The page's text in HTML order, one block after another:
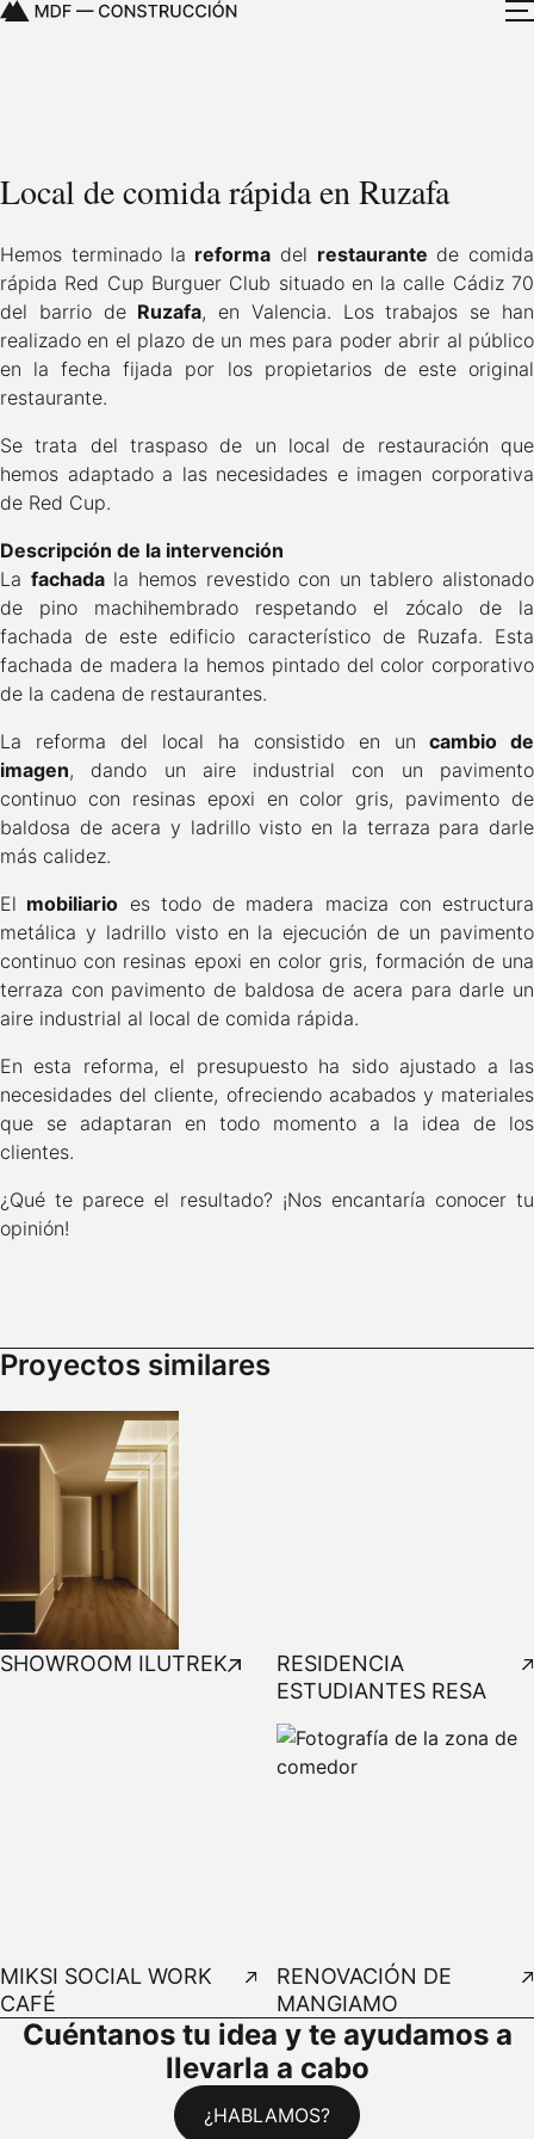
Local de comida rápida en Ruzafa
Hemos terminado la reforma del restaurante de comida
rápida Red Cup Burguer Club situado en la calle Cádiz 70
del barrio de Ruzafa, en Valencia. Los trabajos se han
realizado en el plazo de un mes para poder abrir al público
en la fecha fijada por los propietarios de este original
restaurante.
Se trata del traspaso de un local de restauración que
hemos adaptado a las necesidades e imagen corporativa
de Red Cup.
Descripción de la intervención
La fachadala hemos revestido con un tablero alistonado
de pino machihembrado respetando el zócalo de la
fachada de este edificio característico de Ruzafa. Esta
fachada de madera la hemos pintado del color corporativo
de la cadena de restaurantes.
La reforma del local ha consistido en un cambio de
imagen, dando un aire industrial con un pavimento
continuo con resinas epoxi en color gris, pavimento de
baldosa de acera y ladrillo visto en la terraza para darle
más calidez.
El mobiliario es todo de madera maciza con estructura
metálica y ladrillo visto en la ejecución de un pavimento
continuo con resinas epoxi en color gris, formación de una
terraza con pavimento de baldosa de acera para darle un
aire industrial al local de comida rápida.
En esta reforma, el presupuesto ha sido ajustado a las
necesidades del cliente, ofreciendo acabados y materiales
que se adaptaran en todo momento a la idea de los
clientes.
¿Qué te parece el resultado? ¡Nos encantaría conocer tu
opinión!
Proyectos similares
SHOWROOM ILUTREK
RESIDENCIA
ESTUDIANTES RESA
MIKSI SOCIAL WORK
CAFÉ
RENOVACIÓN DE
MANGIAMO
Cuéntanos tu idea y te ayudamos a
llevarla a cabo
¿HABLAMOS?